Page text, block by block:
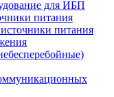
для ИБП
питания
питания